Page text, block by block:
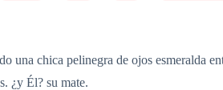
una chica pelinegra de ojos esmeralda
¿y Él? su mate.